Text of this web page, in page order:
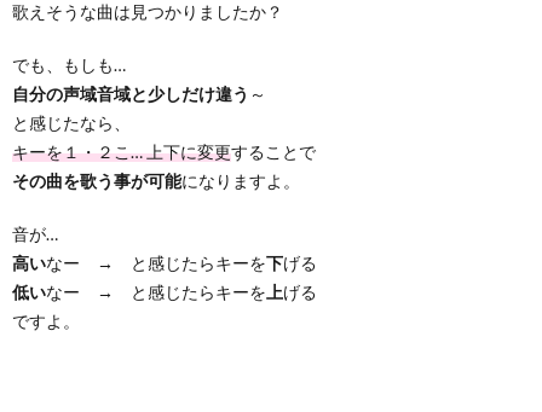
歌えそうな曲は見つかりましたか？
でも、もしも…
自分の声域音域と少しだけ違う ～
と感じたなら、
キーを１・２こ… 上下に変更することで
その曲を歌う事が可能になりますよ。
音が…
高いなー → と感じたらキーを下げる
低いなー → と感じたらキーを 上げる
ですよ。